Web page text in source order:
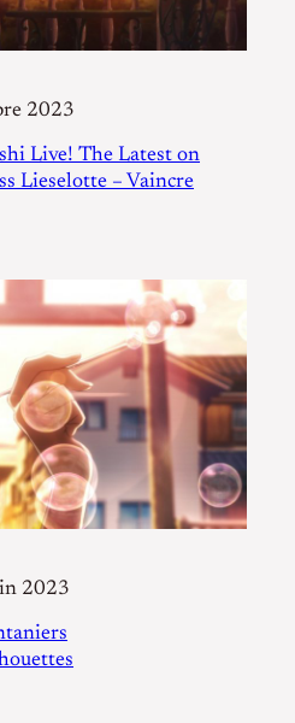
2023
Live! The Latest on
Lieselotte – Vaincre
2023